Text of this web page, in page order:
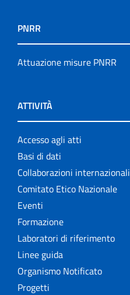
PNRR
Attuazione misure PNRR
ATTIVITÀ
Accesso agli atti
Basi di dati
Collaborazioni internazionali
Comitato Etico Nazionale
Eventi
Formazione
Laboratori di riferimento
Linee guida
Organismo Notificato
Progetti